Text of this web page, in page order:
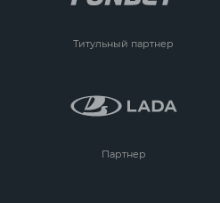
Титульный партнер
Партнер